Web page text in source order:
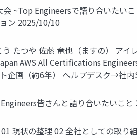
~Top Engineersで語り合いたい
ン 2025/10/10
たつや 佐藤 竜也（ますの） アイ
AWS All Certifications
企画（約6年） ヘルプデスク→社内
皆さんと語り合いたいこ
現状の整理 02 全社としての取り